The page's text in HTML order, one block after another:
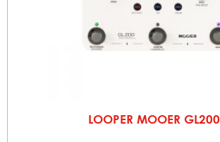
LOOPER MOOER GL200